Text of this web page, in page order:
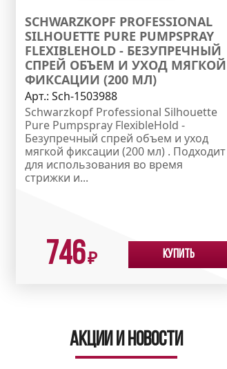
SCHWARZKOPF PROFESSIONAL
SILHOUETTE PURE PUMPSPRAY
FLEXIBLEHOLD - БЕЗУПРЕЧНЫЙ
СПРЕЙ ОБЪЕМ И УХОД МЯГКОЙ
ФИКСАЦИИ (200 МЛ)
Арт.:Sch-1503988
Schwarzkopf Professional Silhouette
Pure Pumpspray FlexibleHold -
Безупречный спрей объем и уход
мягкой фиксации (200 мл) . Подходит
для использования во время
стрижки и...
746₽ Купить
Акции и новости